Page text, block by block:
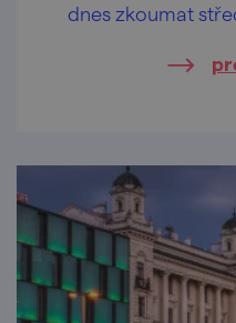
dnes zkoumat
i pietní